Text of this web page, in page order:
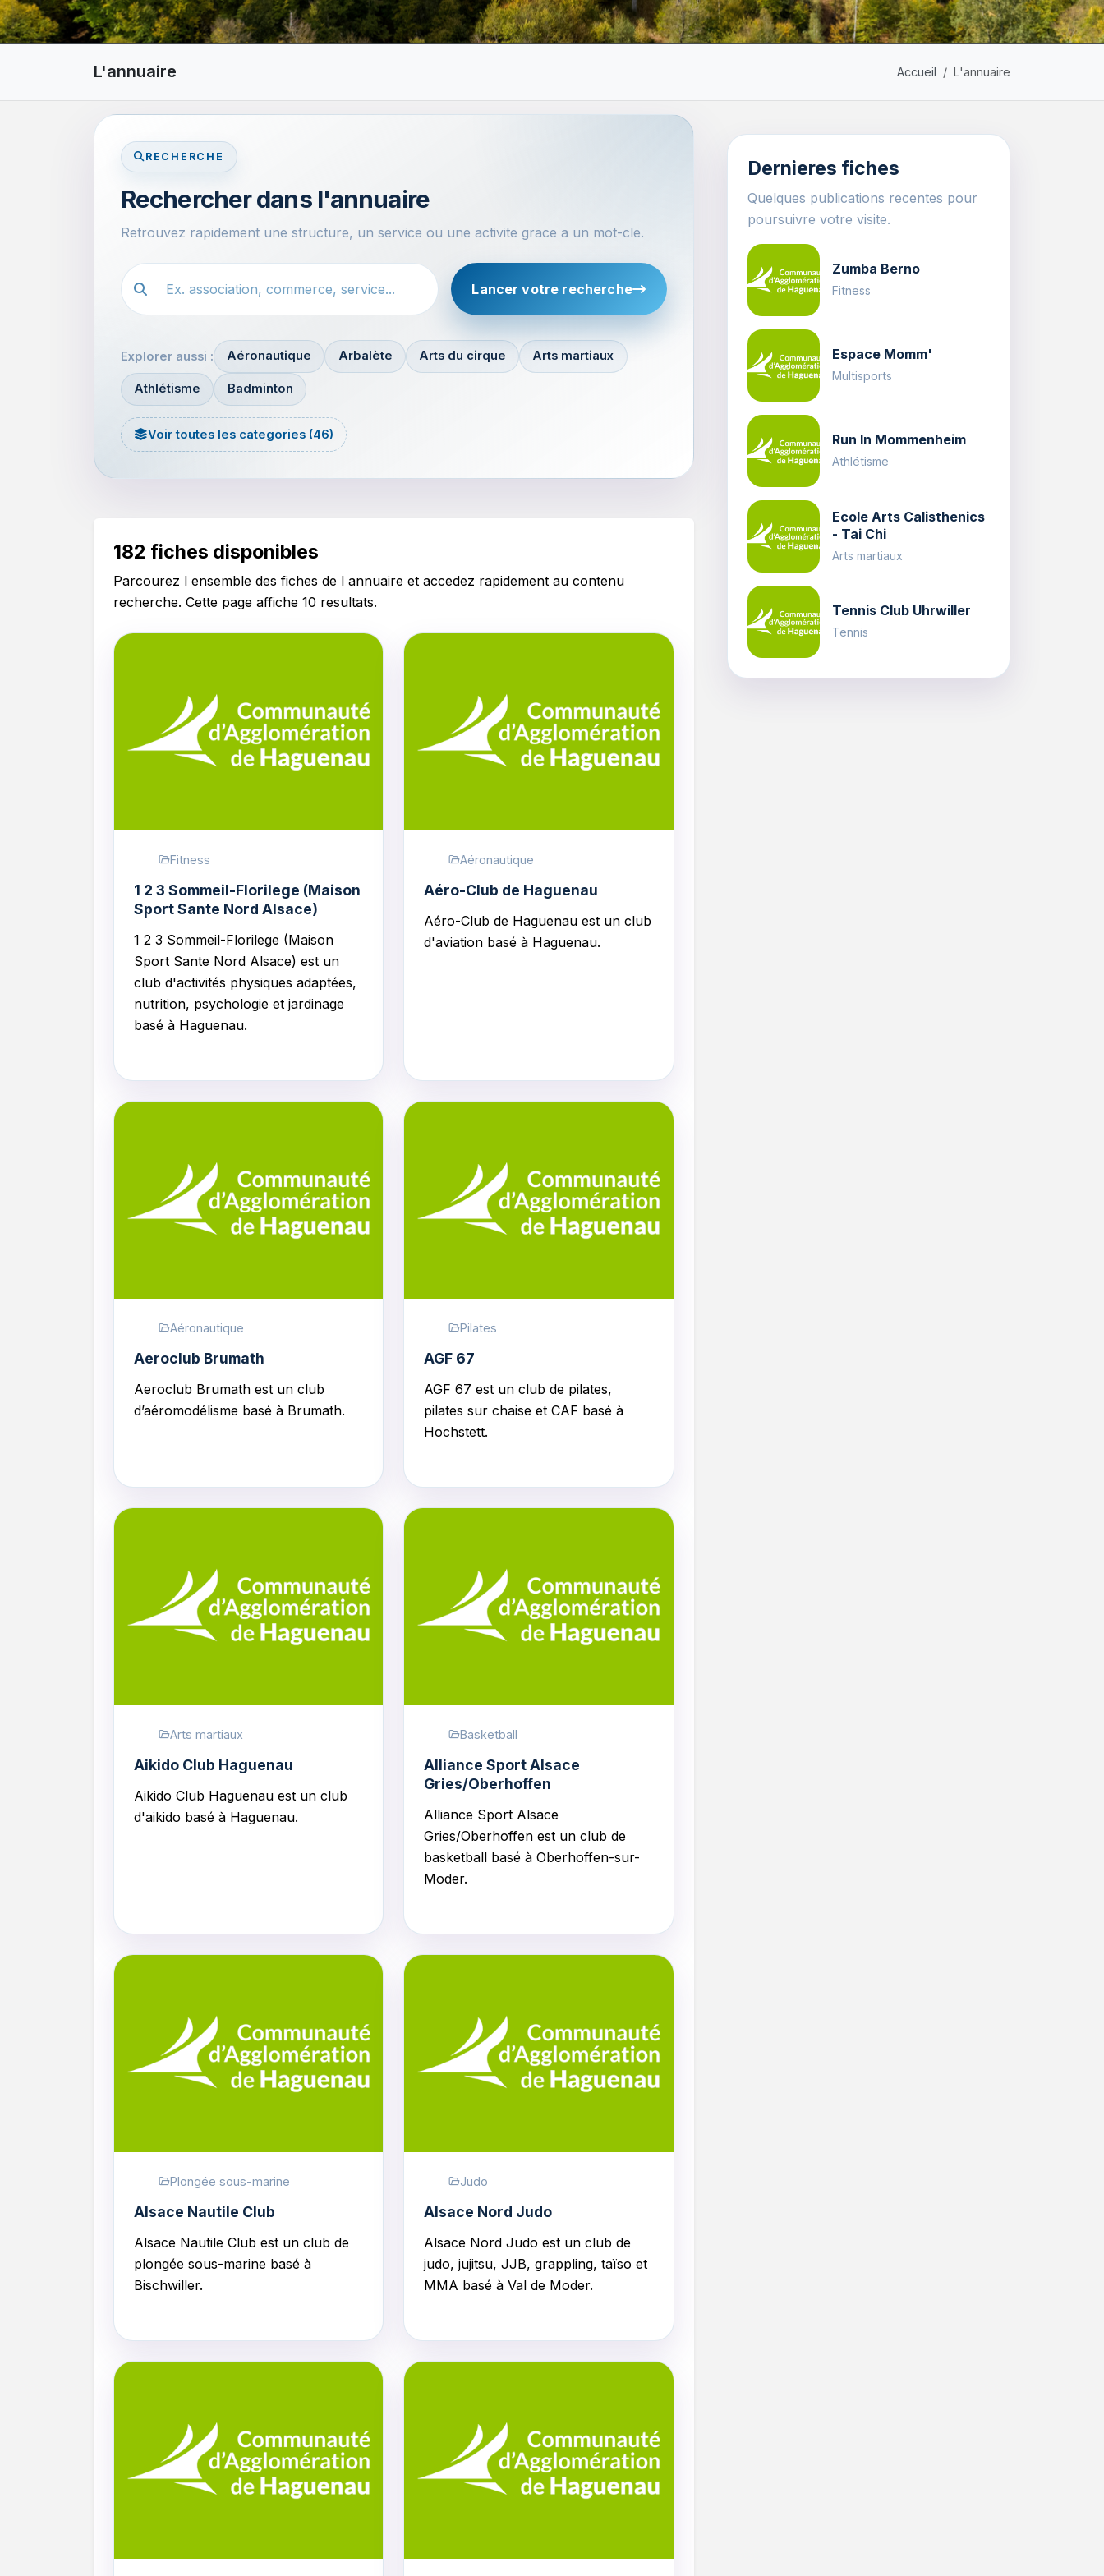
L'annuaire Accueil L'annuaire
RECHERCHE
Rechercher dans l'annuaire
Retrouvez rapidement une structure, un service ou une activite grace a un mot-cle.
Recherche dans l'annuaire
Lancer votre recherche
Explorer aussi : Aéronautique Arbalète Arts du cirque Arts martiaux
Athlétisme Badminton
Voir toutes les categories (46)
182 fiches disponibles
Parcourez l ensemble des fiches de l annuaire et accedez rapidement au contenu
recherche. Cette page affiche 10 resultats.
Fitness
1 2 3 Sommeil-Florilege (Maison
Sport Sante Nord Alsace)
1 2 3 Sommeil-Florilege (Maison
Sport Sante Nord Alsace) est un
club d'activités physiques adaptées,
nutrition, psychologie et jardinage
basé à Haguenau.
Aéronautique
Aéro-Club de Haguenau
Aéro-Club de Haguenauest un club
d'aviation basé à Haguenau.
Aéronautique
Aeroclub Brumath
Aeroclub Brumath est un club
d’aéromodélisme basé à Brumath.
Pilates
AGF 67
AGF 67 est un club de pilates,
pilates sur chaise et CAF basé à
Hochstett.
Arts martiaux
Aikido Club Haguenau
Aikido Club Haguenau est un club
d'aikido basé à Haguenau.
Basketball
Alliance Sport Alsace
Gries/Oberhoffen
Alliance Sport Alsace
Gries/Oberhoffen est un club de
basketball basé à Oberhoffen-sur-
Moder.
Plongée sous-marine
Alsace Nautile Club
Alsace Nautile Club est un club de
plongée sous-marine basé à
Bischwiller.
Judo
Alsace Nord Judo
Alsace Nord Judoest un club de
judo, jujitsu, JJB, grappling, taïso et
MMA basé à Val de Moder.
Dernieres fiches
Quelques publications recentes pour
poursuivre votre visite.
Zumba Berno
Fitness
Espace Momm'
Multisports
Run In Mommenheim
Athlétisme
Ecole Arts Calisthenics
- Tai Chi
Arts martiaux
Tennis Club Uhrwiller
Tennis